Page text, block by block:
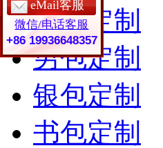
eMail客服
微信/电话客服
+86 19936648357
女包定制
男包定制
银包定制
书包定制